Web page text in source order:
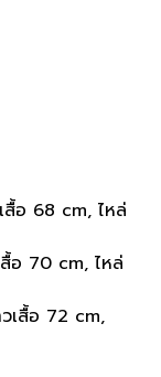
สื้อ 68 cm, ไหล่
อ 70 cm, ไหล่
เสื้อ 72 cm,